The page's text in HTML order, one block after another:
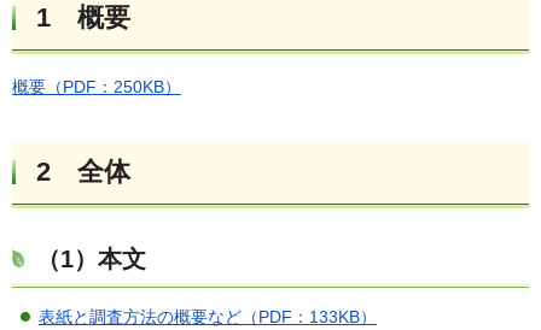
1 概要
概要（PDF：250KB）
2 全体
（1）本文
表紙と調査方法の概要など（PDF：133KB）